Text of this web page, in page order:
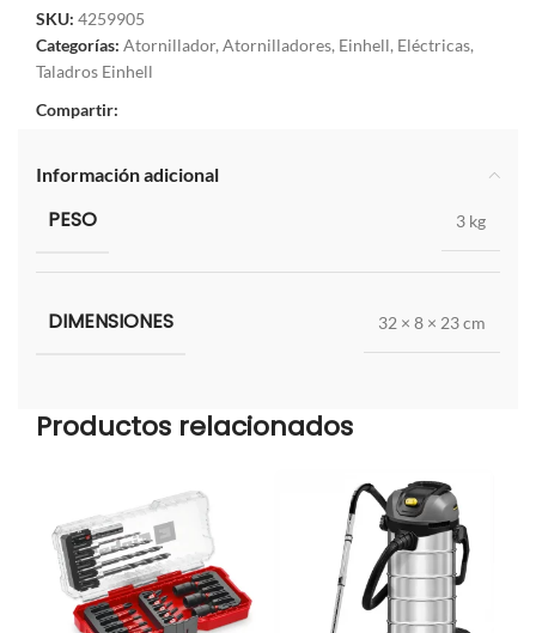
SKU: 4259905
Categorías: Atornillador, Atornilladores, Einhell, Eléctricas,
Taladros Einhell
Compartir:
Información adicional
PESO 3 kg
DIMENSIONES 32 × 8 × 23 cm
Productos relacionados